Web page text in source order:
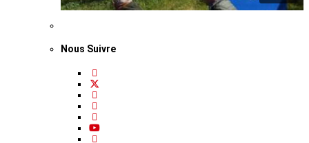
Nous Suivre